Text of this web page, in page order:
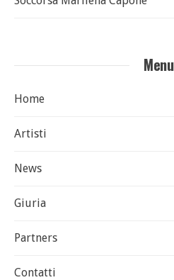
Menu
Home
Artisti
News
Giuria
Partners
Contatti